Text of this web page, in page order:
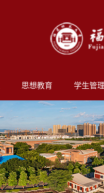
思想教育 学生管理